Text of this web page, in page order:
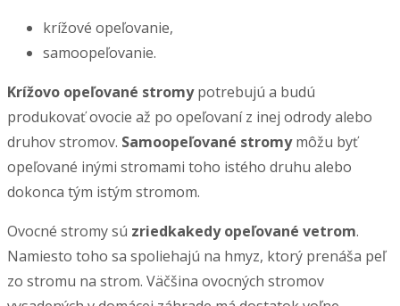
krížové opeľovanie,
samoopeľovanie.
Krížovo opeľované stromypotrebujú a budú
produkovať ovocie až po opeľovaní z inej odrody alebo
druhov stromov. Samoopeľované stromymôžu byť
opeľované inými stromami toho istého druhu alebo
dokonca tým istým stromom.
Ovocné stromy sú zriedkakedy opeľované vetrom.
Namiesto toho sa spoliehajú na hmyz, ktorý prenáša peľ
zo stromu na strom. Väčšina ovocných stromov